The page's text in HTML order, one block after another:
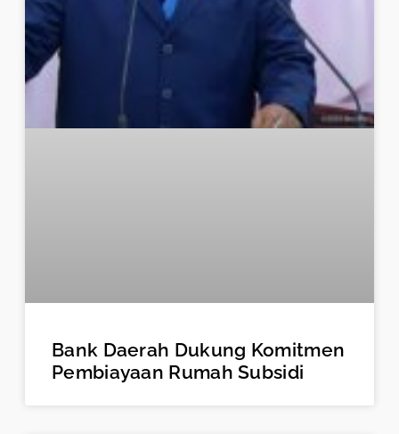
Bank Daerah Dukung Komitmen
Pembiayaan Rumah Subsidi